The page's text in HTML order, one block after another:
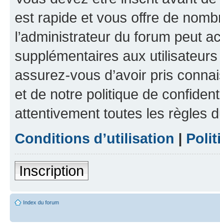
est rapide et vous offre de
l’administrateur du forum peut
supplémentaires aux
assurez-vous d’avoir pris
et de notre politique de
attentivement toutes les règles
Conditions d’utilisation |
Inscription
Index du forum